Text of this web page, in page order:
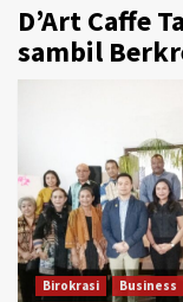
D’Art Caffe
sambil
Birokrasi
Business